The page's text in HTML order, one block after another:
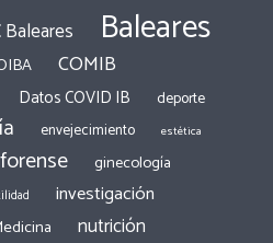
Baleares Baleares
COMIB
Datos COVID IB
deporte
envejecimiento estética
forense ginecología
investigación
nutrición